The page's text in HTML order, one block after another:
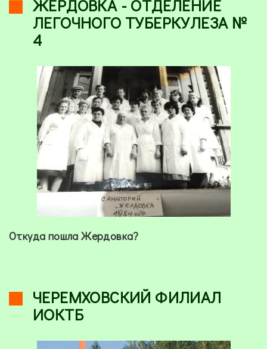
ЖЕРДОВКА - ОТДЕЛЕНИЕ
ЛЕГОЧНОГО ТУБЕРКУЛЕЗА №
4
Откуда пошла Жердовка?
ЧЕРЕМХОВСКИЙ ФИЛИАЛ
ИОКТБ